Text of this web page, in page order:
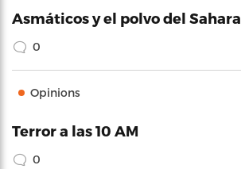
Asmáticos y el polvo del Sahara
0
Opinions
Terror a las 10 AM
0